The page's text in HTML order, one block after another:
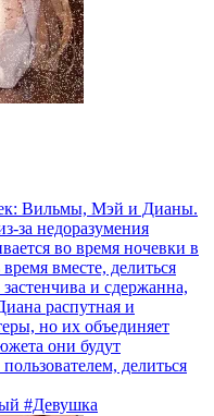
Вильмы, Мэй и Дианы.
за недоразумения
во время ночевки в
вместе, делиться
и сдержанна,
распутная и
но их объединяет
они будут
делиться
#Девушка